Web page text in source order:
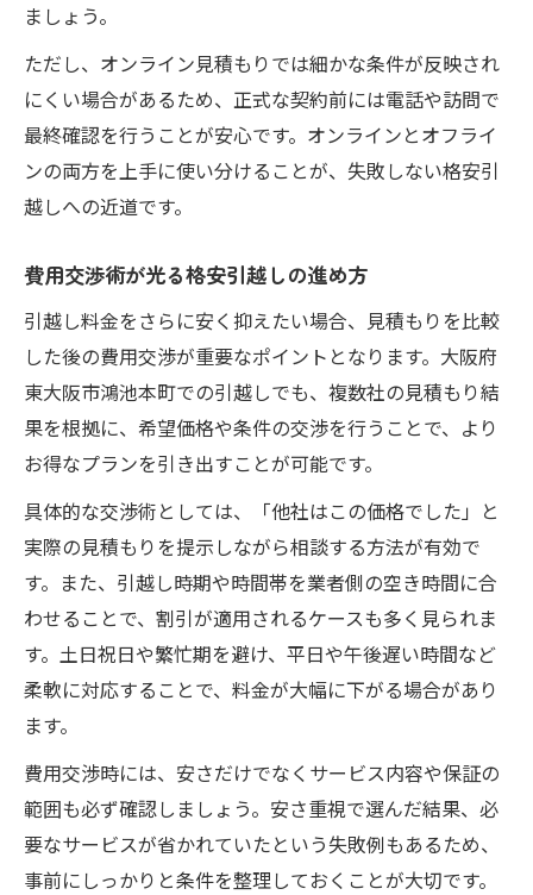
ましょう。
ただし、オンライン見積もりでは細かな条件が反映され
にくい場合があるため、正式な契約前には電話や訪問で
最終確認を行うことが安心です。オンラインとオフライ
ンの両方を上手に使い分けることが、失敗しない格安引
越しへの近道です。
費用交渉術が光る格安引越しの進め方
引越し料金をさらに安く抑えたい場合、見積もりを比較
した後の費用交渉が重要なポイントとなります。大阪府
東大阪市鴻池本町での引越しでも、複数社の見積もり結
果を根拠に、希望価格や条件の交渉を行うことで、より
お得なプランを引き出すことが可能です。
具体的な交渉術としては、「他社はこの価格でした」と
実際の見積もりを提示しながら相談する方法が有効で
す。また、引越し時期や時間帯を業者側の空き時間に合
わせることで、割引が適用されるケースも多く見られま
す。土日祝日や繁忙期を避け、平日や午後遅い時間など
柔軟に対応することで、料金が大幅に下がる場合があり
ます。
費用交渉時には、安さだけでなくサービス内容や保証の
範囲も必ず確認しましょう。安さ重視で選んだ結果、必
要なサービスが省かれていたという失敗例もあるため、
事前にしっかりと条件を整理しておくことが大切です。